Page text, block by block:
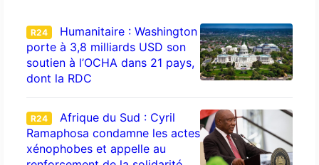
R24
Humanitaire : Washington
porte à 3,8 milliards USD son
soutien à l’OCHA dans 21 pays,
dont la RDC
R24
Afrique du Sud : Cyril
Ramaphosa condamne les actes
xénophobes et appelle au